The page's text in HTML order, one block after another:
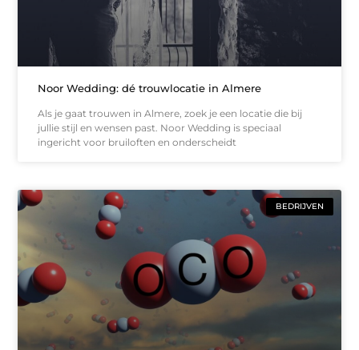
Noor Wedding: dé trouwlocatie in Almere
Als je gaat trouwen in Almere, zoek je een locatie die bij
jullie stijl en wensen past. Noor Wedding is speciaal
ingericht voor bruiloften en onderscheidt
BEDRIJVEN